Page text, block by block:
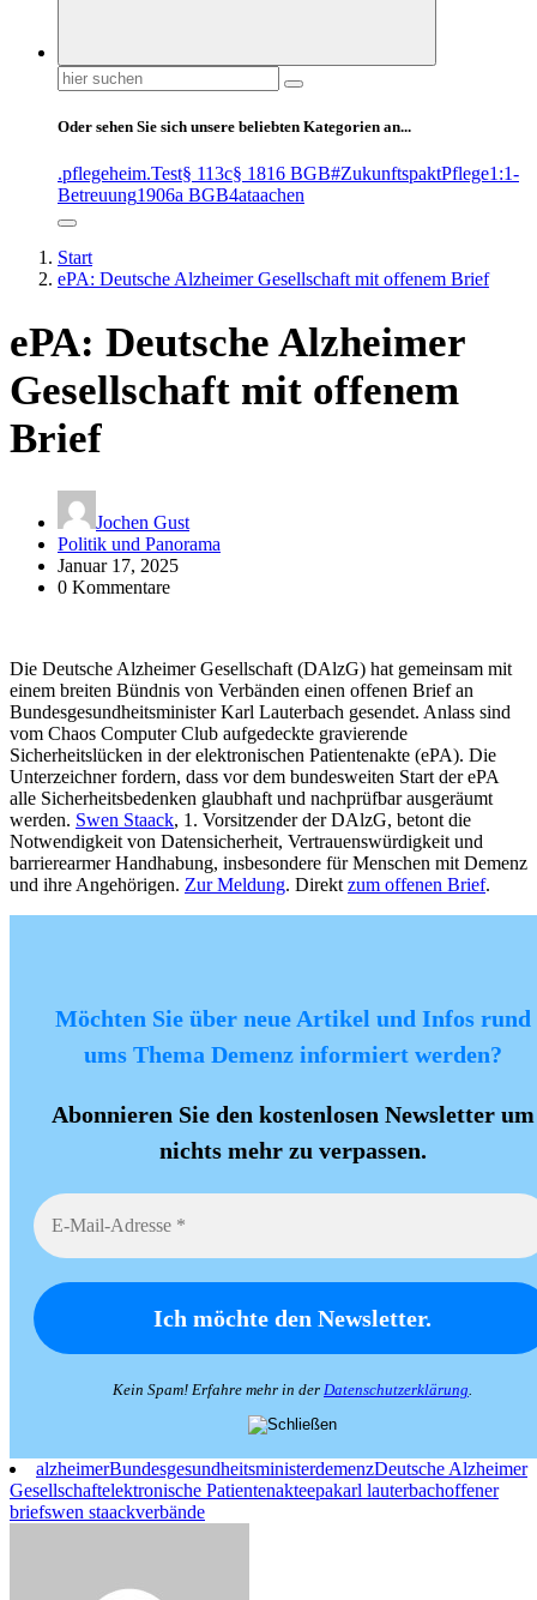
Suchen
nach:
Oder sehen Sie sich unsere beliebten Kategorien an...
.pflegeheim.Test§ 113c§ 1816 BGB#ZukunftspaktPflege1:1-
Betreuung1906a BGB4ataachen
Start
ePA: Deutsche Alzheimer Gesellschaft mit offenem Brief
ePA: Deutsche Alzheimer
Gesellschaft mit offenem
Brief
Jochen Gust
Politik und Panorama
Januar 17, 2025
0 Kommentare
Die Deutsche Alzheimer Gesellschaft (DAlzG) hat gemeinsam mit
einem breiten Bündnis von Verbänden einen offenen Brief an
Bundesgesundheitsminister Karl Lauterbach gesendet. Anlass sind
vom Chaos Computer Club aufgedeckte gravierende
Sicherheitslücken in der elektronischen Patientenakte (ePA). Die
Unterzeichner fordern, dass vor dem bundesweiten Start der ePA
alle Sicherheitsbedenken glaubhaft und nachprüfbar ausgeräumt
werden. Swen Staack, 1. Vorsitzender der DAlzG, betont die
Notwendigkeit von Datensicherheit, Vertrauenswürdigkeit und
barrierearmer Handhabung, insbesondere für Menschen mit Demenz
und ihre Angehörigen. Zur Meldung. Direkt zum offenen Brief.
Möchten Sie über neue Artikel und Infos rund
ums Thema Demenz informiert werden?
Abonnieren Sie den kostenlosen Newsletter um
nichts mehr zu verpassen.
Kein Spam! Erfahre mehr in der Datenschutzerklärung.
alzheimerBundesgesundheitsministerdemenzDeutsche Alzheimer
Gesellschaftelektronische Patientenakteepakarl lauterbachoffener
briefswen staackverbände